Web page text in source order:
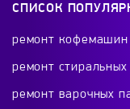
Ремонт
СПИСОК
ремонт кофемашин
ремонт
ремонт варочных